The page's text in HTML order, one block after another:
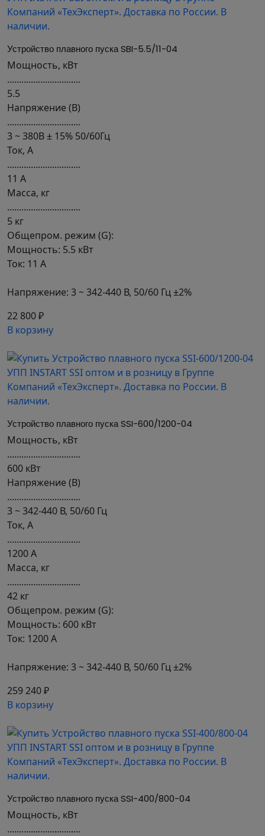
Устройство плавного пуска SBI-5.5/11-04
Мощность, кВт
...............................
5.5
Напряжение (В)
...............................
3 ~ 380В ± 15% 50/60Гц
Ток, А
...............................
11 А
Масса, кг
...............................
5 кг
Общепром. режим (G):
Мощность: 5.5 кВт
Ток: 11 А
Напряжение: 3 ~ 342-440 В, 50/60 Гц ±2%
22 800 ₽
В корзину
Устройство плавного пуска SSI-600/1200-04
Мощность, кВт
...............................
600 кВт
Напряжение (В)
...............................
3 ~ 342-440 В, 50/60 Гц
Ток, А
...............................
1200 А
Масса, кг
...............................
42 кг
Общепром. режим (G):
Мощность: 600 кВт
Ток: 1200 А
Напряжение: 3 ~ 342-440 В, 50/60 Гц ±2%
259 240 ₽
В корзину
Устройство плавного пуска SSI-400/800-04
Мощность, кВт
...............................